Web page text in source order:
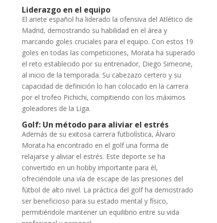
Liderazgo en el equipo
El ariete español ha liderado la ofensiva del Atlético de
Madrid, demostrando su habilidad en el área y
marcando goles cruciales para el equipo. Con estos 19
goles en todas las competiciones, Morata ha superado
el reto establecido por su entrenador, Diego Simeone,
al inicio de la temporada. Su cabezazo certero y su
capacidad de definición lo han colocado en la carrera
por el trofeo Pichichi, compitiendo con los máximos
goleadores de la Liga.
Golf: Un método para aliviar el estrés
Además de su exitosa carrera futbolística, Álvaro
Morata ha encontrado en el golf una forma de
relajarse y aliviar el estrés. Este deporte se ha
convertido en un hobby importante para él,
ofreciéndole una vía de escape de las presiones del
fútbol de alto nivel. La práctica del golf ha demostrado
ser beneficioso para su estado mental y físico,
permitiéndole mantener un equilibrio entre su vida